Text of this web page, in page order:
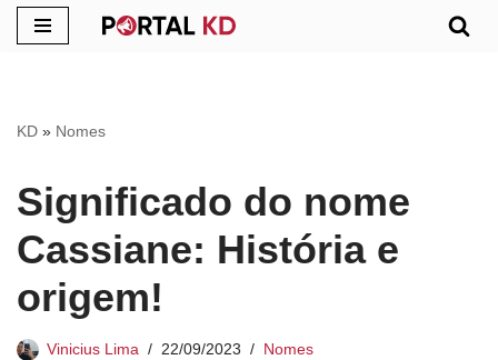
conteúdo
KD » Nomes
Significado do nome
Cassiane: História e
origem!
Vinicius Lima 22/09/2023 Nomes